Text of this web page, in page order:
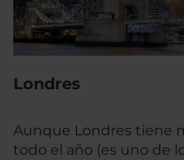
Londres
Aunque Londres tiene
todo el año (es uno de